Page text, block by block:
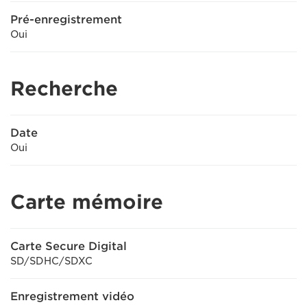
Pré-enregistrement
Oui
Recherche
Date
Oui
Carte mémoire
Carte Secure Digital
SD/SDHC/SDXC
Enregistrement vidéo